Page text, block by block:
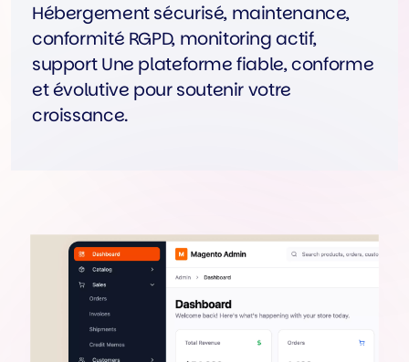
Hébergement sécurisé, maintenance,
conformité RGPD, monitoring actif,
support Une plateforme fiable, conforme
et évolutive pour soutenir votre
croissance.